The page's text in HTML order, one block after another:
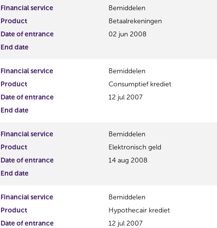
Financial service
Bemiddelen
Product
Betaalrekeningen
Date of entrance
02 jun 2008
End date
Financial service
Bemiddelen
Product
Consumptief krediet
Date of entrance
12 jul 2007
End date
Financial service
Bemiddelen
Product
Elektronisch geld
Date of entrance
14 aug 2008
End date
Financial service
Bemiddelen
Product
Hypothecair krediet
Date of entrance
12 jul 2007